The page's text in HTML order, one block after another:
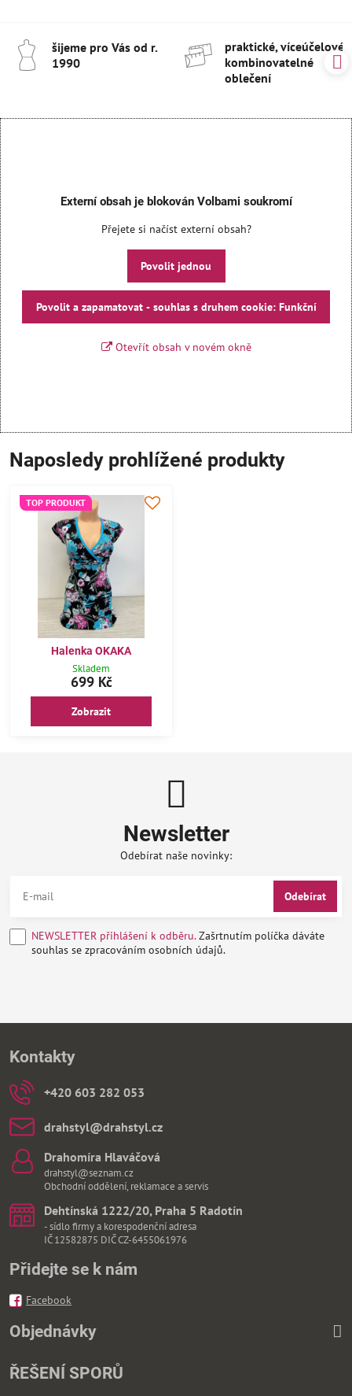
šijeme pro Vás od r​.
1990
praktické, víceúčelové
kombinovatelné
oblečení
Externí obsah je blokován Volbami soukromí
Přejete si načíst externí obsah?
Povolit jednou
Povolit a zapamatovat - souhlas s druhem cookie: Funkční
Otevřít obsah v novém okně
Naposledy prohlížené produkty
TOP PRODUKT
Halenka OKAKA
Skladem
699 Kč
Zobrazit
Newsletter
Odebírat naše novinky:
Odebírat
NEWSLETTER přihlášení k odběru.Zašrtnutím políčka dáváte
souhlas se zpracováním osobních údajů.
Kontakty
+420 603 282 053
drahstyl​@drahstyl​.cz
Drahomíra Hlaváčová
drahstyl@seznam.cz
Obchodní oddělení, reklamace a servis
Dehtínská 1222/20, Praha 5 Radotín
- sídlo firmy a korespodenční adresa
IČ 12582875 DIČ CZ-6455061976
Přidejte se k nám
Facebook
Objednávky
ŘEŠENÍ SPORŮ